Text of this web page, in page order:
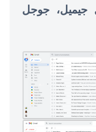
جيميل، جوجل